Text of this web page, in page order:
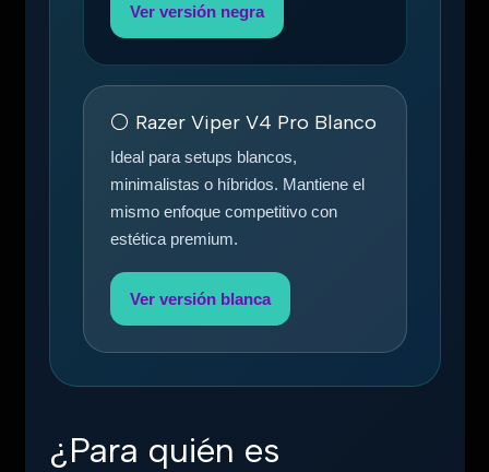
Ver versión negra
⚪ Razer Viper V4 Pro Blanco
Ideal para setups blancos,
minimalistas o híbridos. Mantiene el
mismo enfoque competitivo con
estética premium.
Ver versión blanca
¿Para quién es